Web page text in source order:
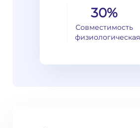
30%
Совместимость
физиологическая